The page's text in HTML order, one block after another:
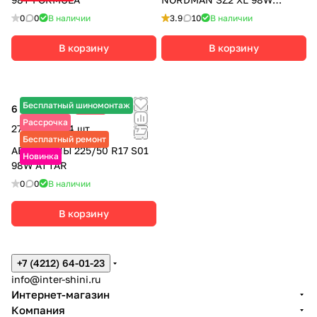
0 0 В наличии
В корзину
NORDMAN
3.9 10 В наличии
В корзину
Бесплатный шиномонтаж
Рассрочка
Бесплатный ремонт
Новинка
6 765 ₽7 960 ₽ -15%
27 060 ₽ за 4 шт.
АВТОШИНЫ 225/50 R17 S01
98W ATTAR
0 0 В наличии
В корзину
+7 (4212) 64-01-23
info@inter-shini.ru
Интернет-магазин
Компания